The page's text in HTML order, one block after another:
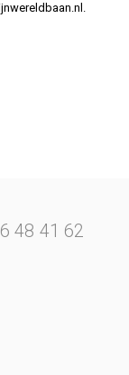
48 41 62